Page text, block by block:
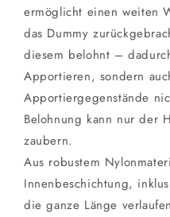
ermöglicht einen weiten
das Dummy
diesem belohnt –
Apportieren, sondern
Apportiergegenstände
Belohnung kann nur der
zaubern.
Aus robustem
Innenbeschichtung,
die ganze Länge